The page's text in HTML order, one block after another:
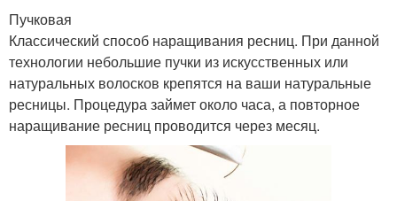
Пучковая
Классический способ наращивания ресниц. При данной
технологии небольшие пучки из искусственных или
натуральных волосков крепятся на ваши натуральные
ресницы. Процедура займет около часа, а повторное
наращивание ресниц проводится через месяц.